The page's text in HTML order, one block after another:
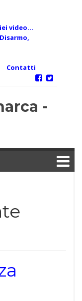
video…
Contatti
-